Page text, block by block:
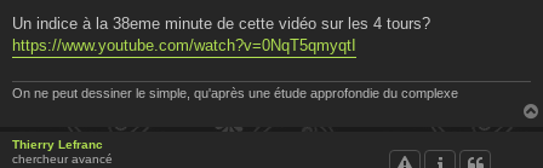
s
a
Un indice à la 38eme minute de cette vidéo sur les 4 tours?
https://www.youtube.com/watch?v=0NqT5qmyqtI
On ne peut dessiner le simple, qu'après une étude approfondie du complexe
Thierry Lefranc
chercheur avancé